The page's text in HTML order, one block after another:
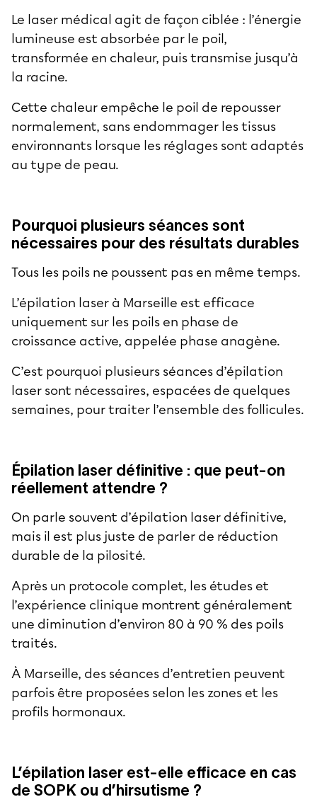
Le laser médical agit de façon ciblée : l’énergie
lumineuse est absorbée par le poil,
transformée en chaleur, puis transmise jusqu’à
la racine.
Cette chaleur empêche le poil de repousser
normalement, sans endommager les tissus
environnants lorsque les réglages sont adaptés
au type de peau.
Pourquoi plusieurs séances sont
nécessaires pour des résultats durables
Tous les poils ne poussent pas en même temps.
L’épilation laser à Marseille est efficace
uniquement sur les poils en phase de
croissance active, appelée phase anagène.
C’est pourquoi plusieurs séances d’épilation
laser sont nécessaires, espacées de quelques
semaines, pour traiter l’ensemble des follicules.
Épilation laser définitive : que peut-on
réellement attendre ?
On parle souvent d’épilation laser définitive,
mais il est plus juste de parler de réduction
durable de la pilosité.
Après un protocole complet, les études et
l’expérience clinique montrent généralement
une diminution d’environ 80 à 90 % des poils
traités.
À Marseille, des séances d’entretien peuvent
parfois être proposées selon les zones et les
profils hormonaux.
L’épilation laser est-elle efficace en cas
de SOPK ou d’hirsutisme ?